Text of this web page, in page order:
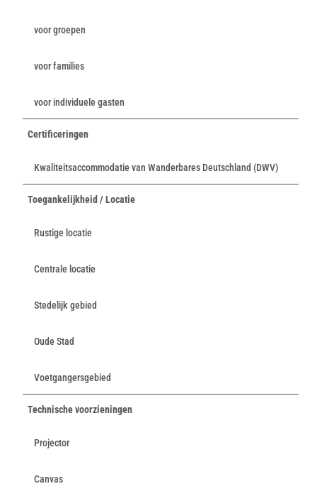
voor groepen
voor families
voor individuele gasten
Certificeringen
Kwaliteitsaccommodatie van Wanderbares Deutschland (DWV)
Toegankelijkheid / Locatie
Rustige locatie
Centrale locatie
Stedelijk gebied
Oude Stad
Voetgangersgebied
Technische voorzieningen
Projector
Canvas